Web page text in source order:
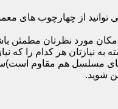
از چهارچوب های
مورد نظرتان مطمئن
هر کدام را که نیاز
های مسلسل هم مقاوم
شوید.